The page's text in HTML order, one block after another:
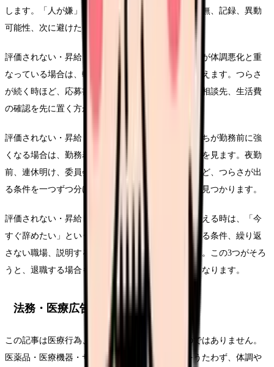
します。「人が嫌」だけで終わらせず、相談先の有無、記録、異動
可能性、次に避けたい管理体制までつなげます。
評価されない・昇給しないから辞めたいという悩みが体調悪化と重
なっている場合は、転職活動の前に休む段取りを考えます。つらさ
が続く時ほど、応募書類や面接より、受診、休養、相談先、生活費
の確認を先に置く方が安全です。
評価されない・昇給しないから辞めたいという気持ちが勤務前に強
くなる場合は、勤務表のどこで負担が増えているかを見ます。夜勤
前、連休明け、委員会の日、苦手な相手と組む日など、つらさが出
る条件を一つずつ分けると、退職以外の調整余地も見つかります。
評価されない・昇給しないから辞めたいについて考える時は、「今
すぐ辞めたい」という結論だけでなく、悩みを弱める条件、繰り返
さない職場、説明するための記録を分けてください。この3つがそろ
うと、退職する場合も残る場合も判断がぶれにくくなります。
法務・医療広告・求人広告上の注意
この記事は医療行為、診断、治療効果を示すものではありません。
医薬品・医療機器・サプリメント等の効能効果をうたわず、体調や